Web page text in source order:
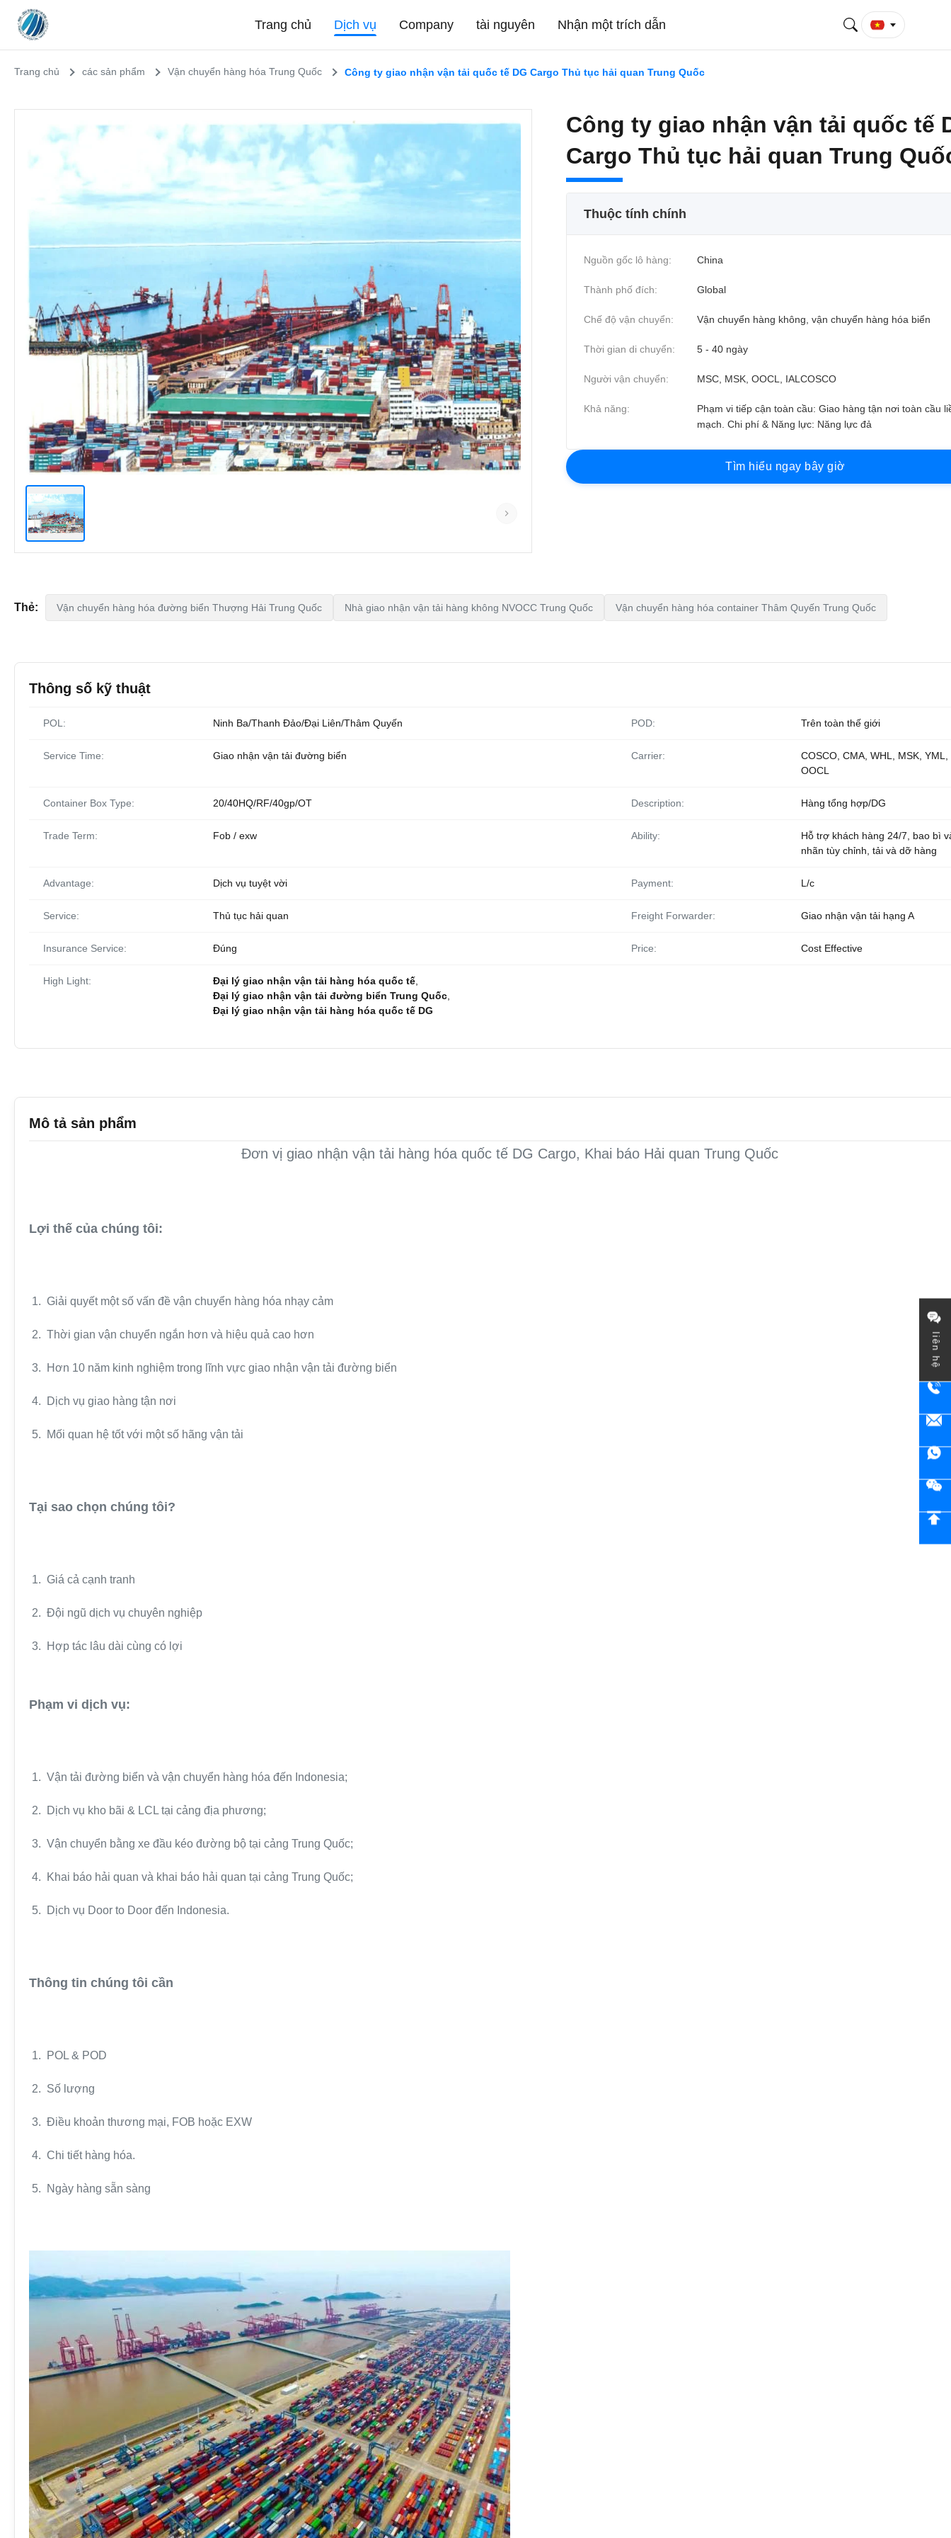
liên hệ
Trang chủ Dịch vụ Company tài nguyên Nhận một trích dẫn
Trang chủ các sản phẩm Vận chuyển hàng hóa Trung Quốc Công ty giao nhận vận tải quốc tế DG Cargo Thủ tục hải quan Trung Quốc
Công ty giao nhận vận tải quốc tế
Cargo Thủ tục hải quan Trung
Thuộc tính chính
Nguồn gốc lô hàng: China
Thành phố đích: Global
Chế độ vận chuyển: Vận chuyển hàng không, vận chuyển hàng hóa biển
Thời gian di chuyển: 5 - 40 ngày
Người vận chuyển: MSC, MSK, OOCL, IALCOSCO
Khả năng:
Phạm vi tiếp cận toàn cầu: Giao hàng tận nơi toàn cầu
mạch. Chi phí & Năng lực: Năng lực đả
Tìm hiểu ngay bây giờ
Thẻ: Vận chuyển hàng hóa đường biển Thượng Hải Trung Quốc Nhà giao nhận vận tải hàng không NVOCC Trung Quốc Vận chuyển hàng hóa container Thâm Quyến Trung Quốc
Thông số kỹ thuật
POL: Ninh Ba/Thanh Đảo/Đại Liên/Thâm Quyến POD: Trên toàn thế giới
Service Time: Giao nhận vận tải đường biển Carrier:
COSCO, CMA, WHL, MSK, YML,
OOCL
Container Box Type: 20/40HQ/RF/40gp/OT Description: Hàng tổng hợp/DG
Trade Term: Fob / exw Ability:
Hỗ trợ khách hàng 24/7, bao bì
nhãn tùy chỉnh, tải và dỡ hàng
Advantage: Dịch vụ tuyệt vời Payment: L/c
Service: Thủ tục hải quan Freight Forwarder: Giao nhận vận tải hạng A
Insurance Service: Đúng Price: Cost Effective
High Light: Đại lý giao nhận vận tải hàng hóa quốc tế
Đại lý giao nhận vận tải đường biển Trung Quốc
Đại lý giao nhận vận tải hàng hóa quốc tế DG
Mô tả sản phẩm
Đơn vị giao nhận vận tải hàng hóa quốc tế DG Cargo, Khai báo Hải quan Trung Quốc
Lợi thế của chúng tôi:
1. Giải quyết một số vấn đề vận chuyển hàng hóa nhạy cảm
2. Thời gian vận chuyển ngắn hơn và hiệu quả cao hơn
3. Hơn 10 năm kinh nghiệm trong lĩnh vực giao nhận vận tải đường biển
4. Dịch vụ giao hàng tận nơi
5. Mối quan hệ tốt với một số hãng vận tải
Tại sao chọn chúng tôi?
1. Giá cả cạnh tranh
2. Đội ngũ dịch vụ chuyên nghiệp
3. Hợp tác lâu dài cùng có lợi
Phạm vi dịch vụ:
1. Vận tải đường biển và vận chuyển hàng hóa đến Indonesia;
2. Dịch vụ kho bãi & LCL tại cảng địa phương;
3. Vận chuyển bằng xe đầu kéo đường bộ tại cảng Trung Quốc;
4. Khai báo hải quan và khai báo hải quan tại cảng Trung Quốc;
5. Dịch vụ Door to Door đến Indonesia.
Thông tin chúng tôi cần
1. POL & POD
2. Số lượng
3. Điều khoản thương mại, FOB hoặc EXW
4. Chi tiết hàng hóa.
5. Ngày hàng sẵn sàng